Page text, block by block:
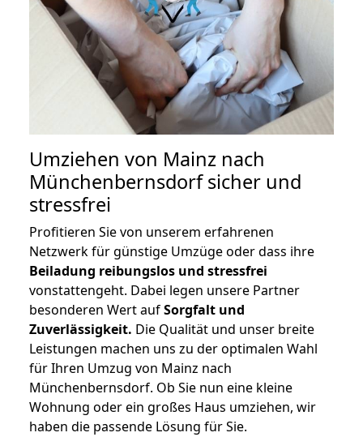
Umziehen von Mainz nach
Münchenbernsdorfsicher und
stressfrei
Profitieren Sie von unserem erfahrenen
Netzwerk für günstige Umzüge oder dass ihre
Beiladung reibungslos und stressfrei
vonstattengeht. Dabei legen unsere Partner
besonderen Wert aufSorgfalt und
Zuverlässigkeit. Die Qualität und unser breite
Leistungen machen uns zu der optimalen Wahl
für Ihren Umzug von Mainz nach
Münchenbernsdorf. Ob Sie nun eine kleine
Wohnung oder ein großes Haus umziehen, wir
haben die passende Lösung für Sie.